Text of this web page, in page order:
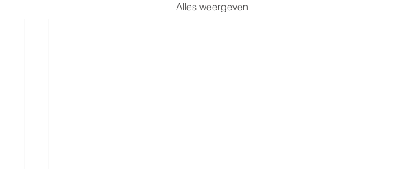
Alles weergeven